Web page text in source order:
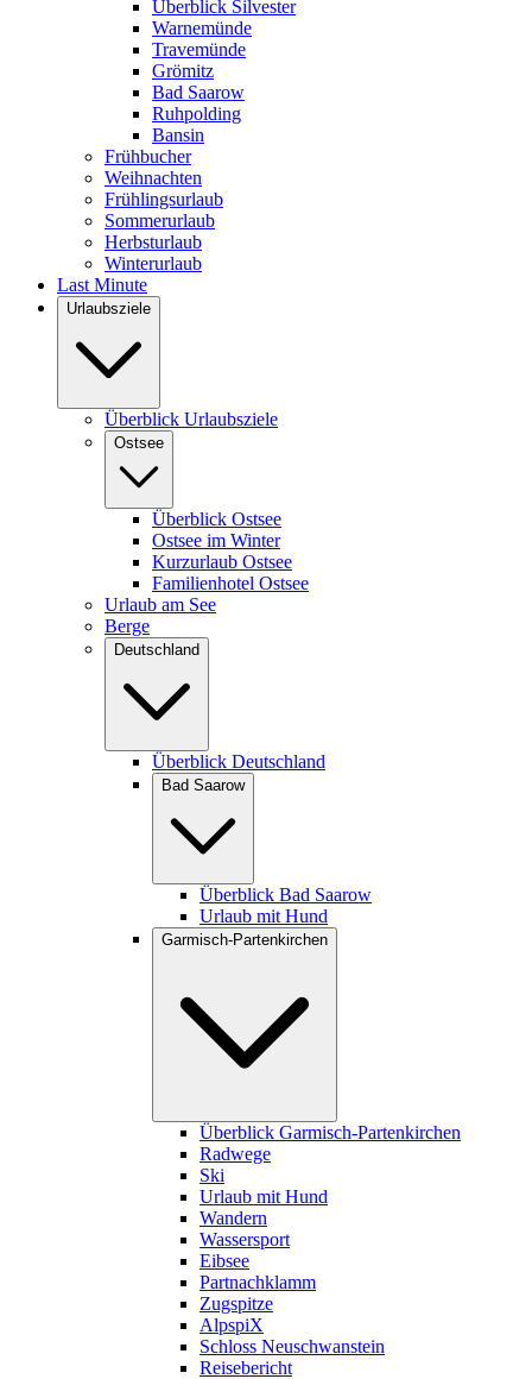
Überblick Silvester
Warnemünde
Travemünde
Grömitz
Bad Saarow
Ruhpolding
Bansin
Frühbucher
Weihnachten
Frühlingsurlaub
Sommerurlaub
Herbsturlaub
Winterurlaub
Last Minute
Urlaubsziele
Überblick Urlaubsziele
Ostsee
Überblick Ostsee
Ostsee im Winter
Kurzurlaub Ostsee
Familienhotel Ostsee
Urlaub am See
Berge
Deutschland
Überblick Deutschland
Bad Saarow
Überblick Bad Saarow
Urlaub mit Hund
Garmisch-Partenkirchen
Überblick Garmisch-Partenkirchen
Radwege
Ski
Urlaub mit Hund
Wandern
Wassersport
Eibsee
Partnachklamm
Zugspitze
AlpspiX
Schloss Neuschwanstein
Reisebericht